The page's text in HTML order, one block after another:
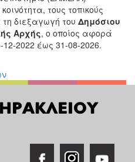
τους τοπικούς
τη διεξαγωγή του Δημόσιου
Αρχής, ο οποίος αφορά
2022 έως 31-08-2026.